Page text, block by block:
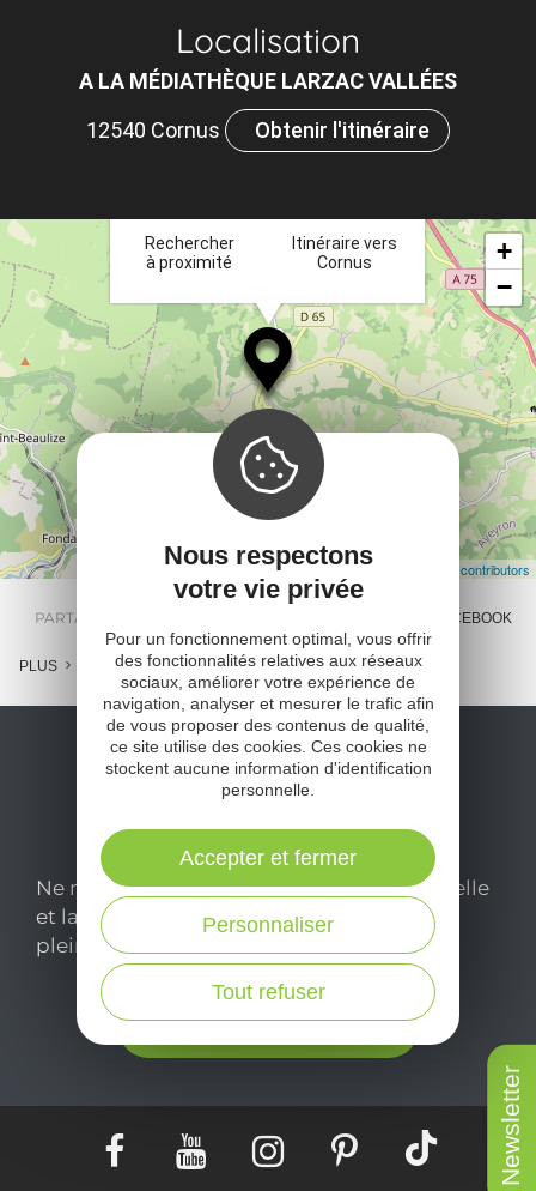
Newsletter
Localisation
A LA MÉDIATHÈQUE LARZAC VALLÉES
12540 Cornus
Obtenir l'itinéraire
Rechercher
à proximité
Itinéraire vers
Cornus
+
−
Leaflet| Map data ©OpenStreetMap contributors
PARTAGER : FACEBOOK
PLUS
Ne manquez pas notre newsletter mensuelle
et laissez-vous inspirer pour profiter
pleinement de votre séjour en Aveyron.
Je m'abonne ici
Nous respectons
votre vie privée
Pour un fonctionnement optimal, vous offrir
des fonctionnalités relatives aux réseaux
sociaux, améliorer votre expérience de
navigation, analyser et mesurer le trafic afin
de vous proposer des contenus de qualité,
ce site utilise des cookies. Ces cookies ne
stockent aucune information d'identification
personnelle.
Tout refuser
Personnaliser
Accepter et fermer